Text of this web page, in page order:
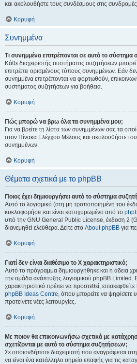
και ακολουθήστε τους συνδέσμους στις
Κορυφή
Συνημμένα
Τι συνημμένα επιτρέπονται σε αυτό το σύστημα
Κάθε διαχειριστής συστήματος συζητήσεων
επιτρέπει ορισμένους τύπους συνημμένων. Εάν δεν
συνημμένα επιτρέπονται να φορτωθούν,
συστήματος συζητήσεων για βοήθεια.
Κορυφή
Πώς μπορώ να βρω όλα τα συνημμένα μου;
Για να βρείτε τη λίστα των συνημμένων σας τα
στον Πίνακα Ελέγχου Μέλους και ακολουθήστε
συνημμένων.
Κορυφή
Θέματα σχετικά με το phpBB
Ποιος έχει δημιουργήσει αυτό το σύστημα
Αυτό το λογισμικό (στη μη τροποποιημένη του
κυκλοφορήσει και είναι κατοχυρωμένο από το
υπό την GNU General Public License, έκδοση 2
διανεμηθεί ελεύθερα. Δείτε στο About phpBB για
Κορυφή
Γιατί δεν είναι διαθέσιμο το Χ χαρακτηριστικό;
Αυτό το πρόγραμμα δημιουργήθηκε και η άδεια
την ομάδα ανάπτυξης λογισμικού phpBB Limited.
χαρακτηριστικό πρέπει να προστεθεί, επισκεφθείτε
phpBB Ideas Centre, όπου μπορείτε να ψηφίσετε
προτείνετε νέες λειτουργίες.
Κορυφή
Με ποιον θα επικοινωνήσω σχετικά με
σχετίζονται με αυτό το σύστημα συζητήσεων;
Σε οποιονδήποτε διαχειριστή που αναγράφεται
να είναι ένα κατάλληλο σημείο επαφής για τις